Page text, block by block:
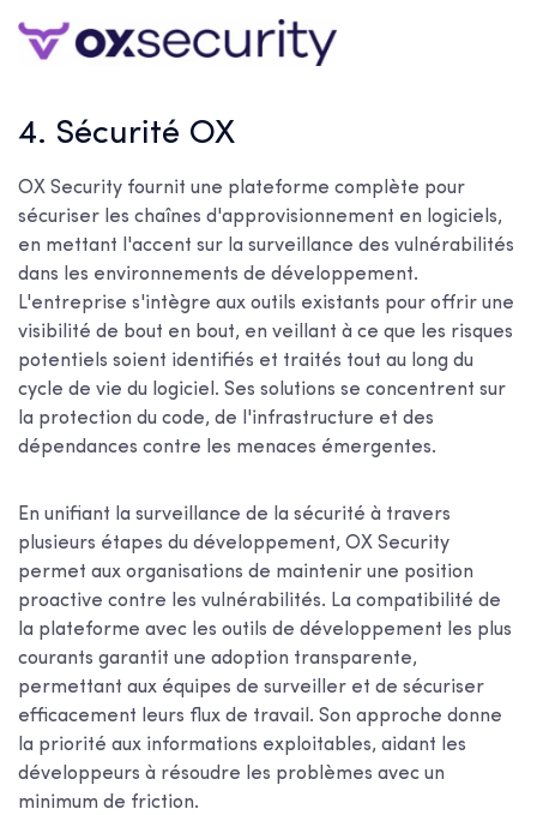
4. Sécurité OX
OX Security fournit une plateforme complète pour
sécuriser les chaînes d'approvisionnement en logiciels,
en mettant l'accent sur la surveillance des vulnérabilités
dans les environnements de développement.
L'entreprise s'intègre aux outils existants pour offrir une
visibilité de bout en bout, en veillant à ce que les risques
potentiels soient identifiés et traités tout au long du
cycle de vie du logiciel. Ses solutions se concentrent sur
la protection du code, de l'infrastructure et des
dépendances contre les menaces émergentes.
En unifiant la surveillance de la sécurité à travers
plusieurs étapes du développement, OX Security
permet aux organisations de maintenir une position
proactive contre les vulnérabilités. La compatibilité de
la plateforme avec les outils de développement les plus
courants garantit une adoption transparente,
permettant aux équipes de surveiller et de sécuriser
efficacement leurs flux de travail. Son approche donne
la priorité aux informations exploitables, aidant les
développeurs à résoudre les problèmes avec un
minimum de friction.